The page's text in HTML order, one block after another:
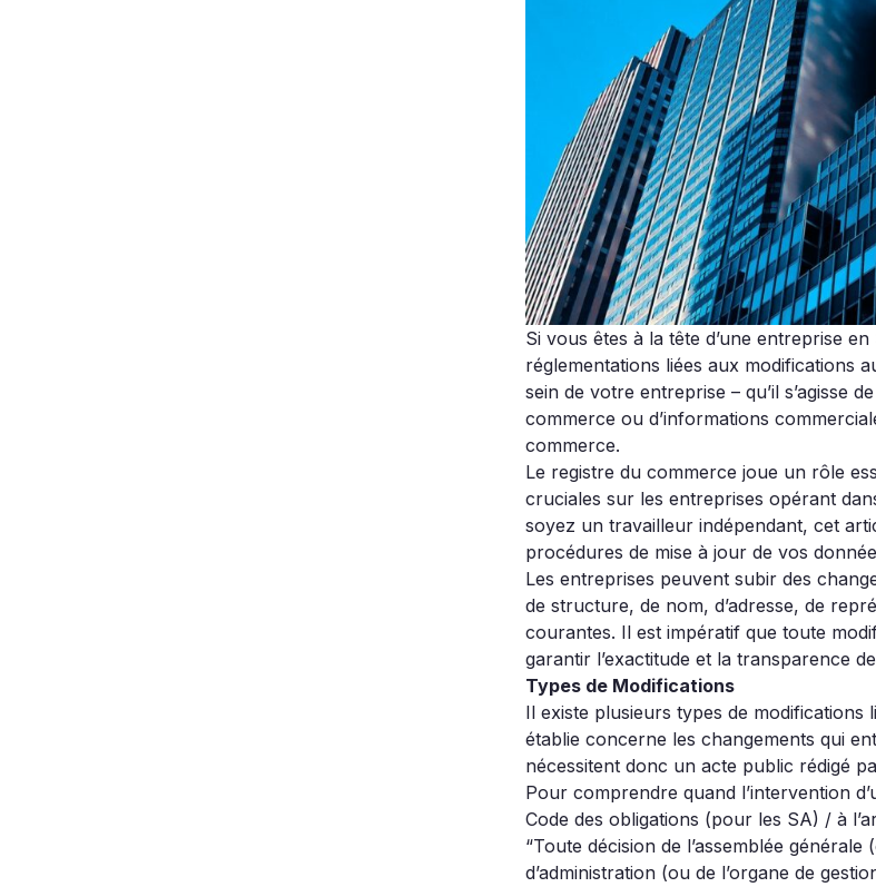
Si vous êtes à la tête d’une entreprise
réglementations liées aux modifications
sein de votre entreprise – qu’il s’agisse
commerce ou d’informations
commerce.
Le registre du commerce joue un rôle
cruciales sur les entreprises opérant
soyez un travailleur indépendant, cet
procédures de mise à jour de vos
Les entreprises peuvent subir des
de structure, de nom, d’adresse, de
courantes. Il est impératif que toute
garantir l’exactitude et la transparence
Types de Modifications
Il existe plusieurs types de modifications
établie concerne les changements qui
nécessitent donc un acte public rédigé
Pour comprendre quand l’intervention
Code des obligations (pour les SA) / à
“Toute décision de l’assemblée
d’administration (ou de l’organe de